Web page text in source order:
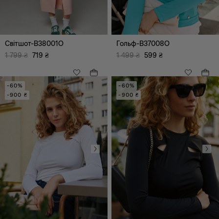
Костюми
Вишиванки
Святкові образи
Корсети
Світшот-B38001O
1 799 ₴ 719 ₴
Гольф-B37008O
1 499 ₴ 599 ₴
-60%
-900 ₴
-60%
-900 ₴